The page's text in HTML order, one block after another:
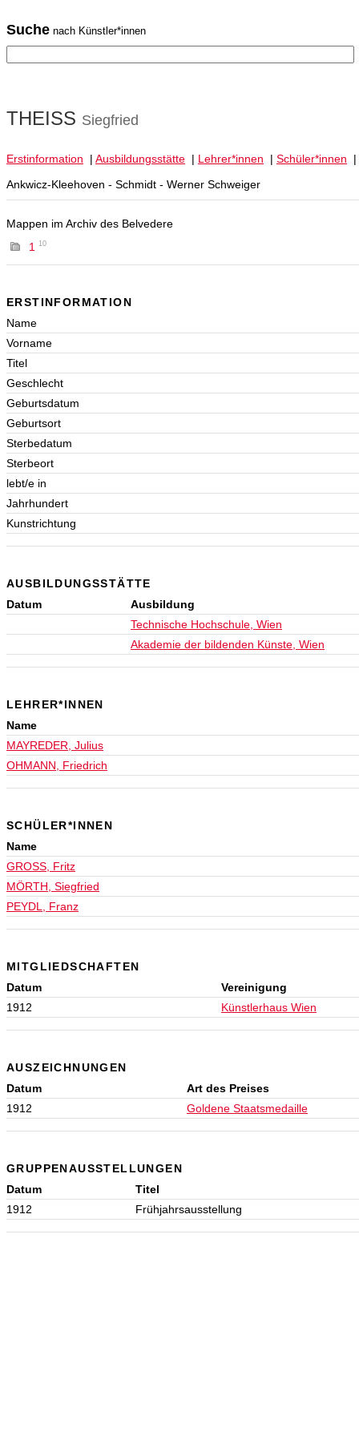
Suche nach Künstler*innen
THEISS Siegfried
Erstinformation | Ausbildungsstätte | Lehrer*innen | Schüler*innen |
Ankwicz-Kleehoven - Schmidt - Werner Schweiger
Mappen im Archiv des Belvedere
1
10
ERSTINFORMATION
Name
Vorname
Titel
Geschlecht
Geburtsdatum
Geburtsort
Sterbedatum
Sterbeort
lebt/e in
Jahrhundert
Kunstrichtung
AUSBILDUNGSSTÄTTE
Datum
Ausbildung
Technische Hochschule, Wien
Akademie der bildenden Künste, Wien
LEHRER*INNEN
Name
MAYREDER, Julius
OHMANN, Friedrich
SCHÜLER*INNEN
Name
GROSS, Fritz
MÖRTH, Siegfried
PEYDL, Franz
MITGLIEDSCHAFTEN
Datum
Vereinigung
1912
Künstlerhaus Wien
AUSZEICHNUNGEN
Datum
Art des Preises
1912
Goldene Staatsmedaille
GRUPPENAUSSTELLUNGEN
Datum
Titel
1912
Frühjahrsausstellung